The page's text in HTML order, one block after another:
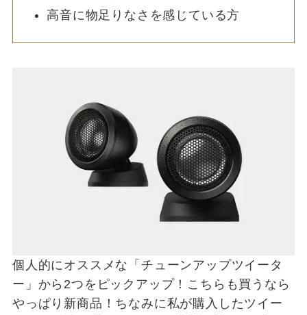
高音に物足りなさを感じている方
個人的にオススメな「チューンアップツイータ
ー」から2つをピックアップ！こちらも買うなら
やっぱり新商品！ちなみに私が購入したツイー